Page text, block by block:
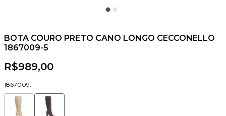
BOTA COURO PRETO CANO LONGO CECCONELLO
1867009-5
R$989,00
1867009: